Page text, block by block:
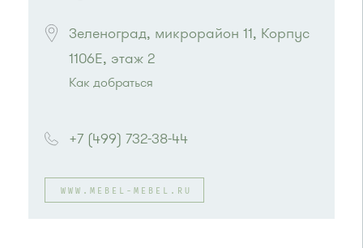
Зеленоград, микрорайон 11, Корпус
1106Е, этаж 2
Как добраться
Автобусы № 1, 9, 10, 12, 13, 15, 23, 31.
Маршрутка № 128, 409м, 431м, 476м, 720м,
или до остановки"12 микрорайон"
Автобусы № 1, 4, 8, 10, 12, 13, 15, 23, 29, 312,
+7 (499) 732-38-44
WWW.MEBEL-MEBEL.RU